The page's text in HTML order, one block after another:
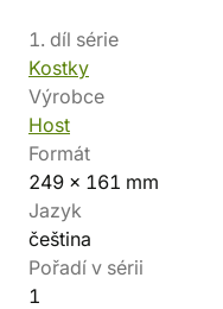
1. díl série
Kostky
Výrobce
Host
Formát
249 x 161 mm
Jazyk
čeština
Pořadí v sérii
1